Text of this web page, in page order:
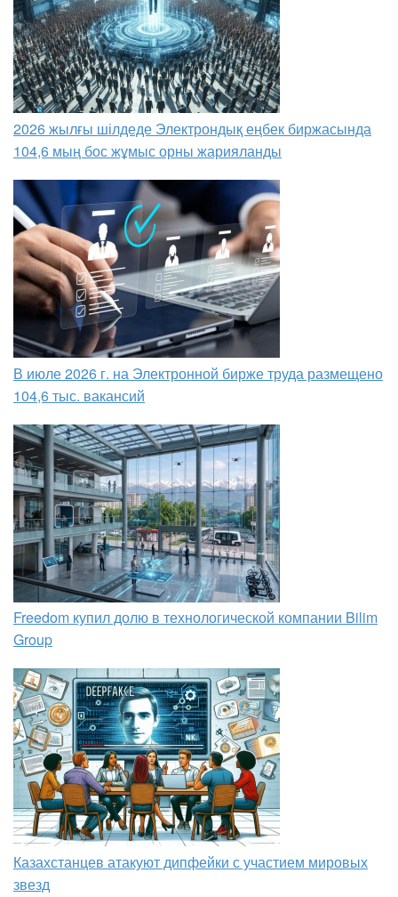
2026 жылғы шілдеде Электрондық еңбек биржасында
104,6 мың бос жұмыс орны жарияланды
В июле 2026 г. на Электронной бирже труда размещено
104,6 тыс. вакансий
Freedom купил долю в технологической компании Bilim
Group
Казахстанцев атакуют дипфейки с участием мировых
звезд